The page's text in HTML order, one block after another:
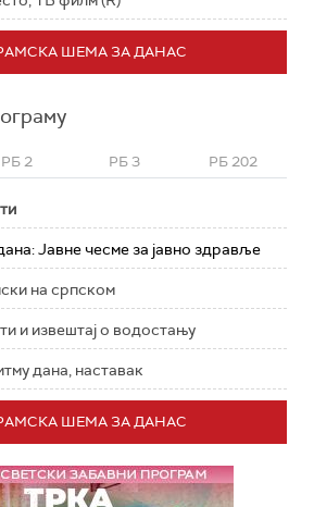
ШЕМА ЗА ДАНАС
РБ 2 РБ 3 РБ 202
Јавне чесме за јавно здравље
на српском
и извештај о водостању
дана, наставак
ШЕМА ЗА ДАНАС